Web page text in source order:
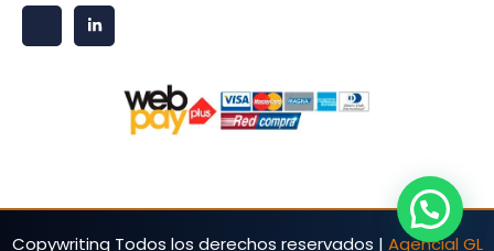
J
i
l
g
L
i
n
Copywriting Todos los derechos reservados | Agencial GL